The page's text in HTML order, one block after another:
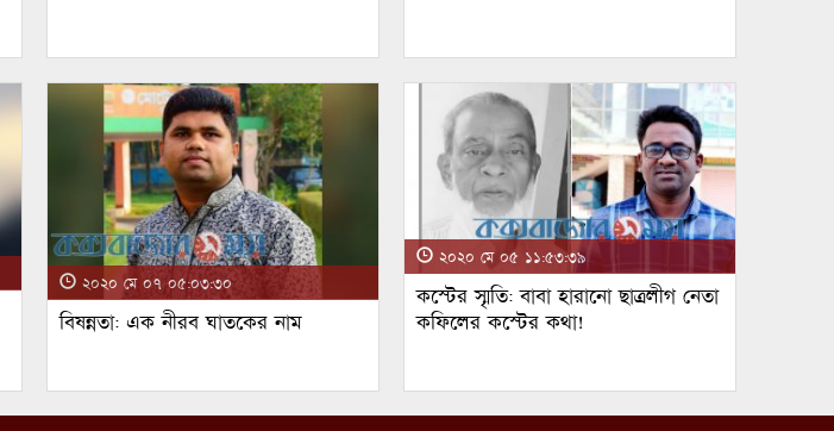
২০২০ মে ০৭ ০৫:০৩:৩০
বিষন্নতা: এক নীরব ঘাতকের নাম
২০২০ মে ০৫ ১১:৫৩:৩৯
কস্টের স্মৃতি: বাবা হারানো ছাত্রলীগ নেতা
কফিলের কস্টের কথা!